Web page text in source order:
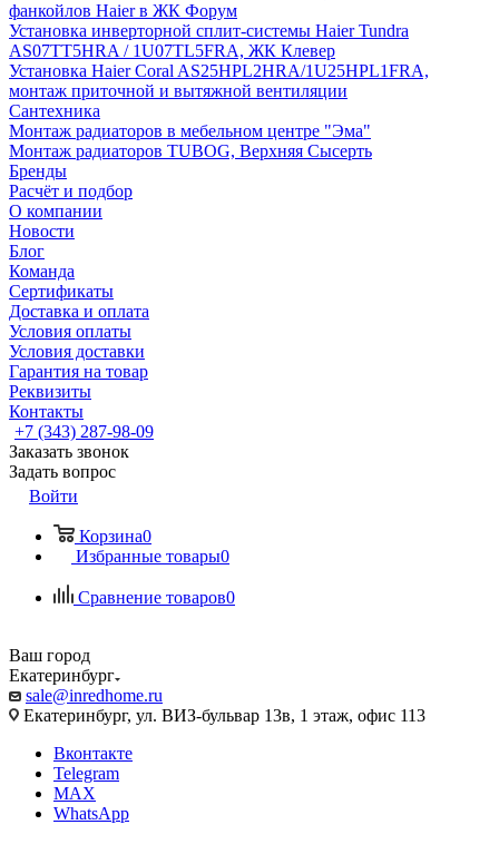
фанкойлов Haier в ЖК Форум
Установка инверторной сплит-системы Haier Tundra
AS07TT5HRA / 1U07TL5FRA, ЖК Клевер
Установка Haier Coral AS25HPL2HRA/1U25HPL1FRA,
монтаж приточной и вытяжной вентиляции
Сантехника
Монтаж радиаторов в мебельном центре "Эма"
Монтаж радиаторов TUBOG, Верхняя Сысерть
Бренды
Расчёт и подбор
О компании
Новости
Блог
Команда
Сертификаты
Доставка и оплата
Условия оплаты
Условия доставки
Гарантия на товар
Реквизиты
Контакты
+7 (343) 287-98-09
Заказать звонок
Задать вопрос
Войти
Корзина0
Избранные товары0
Сравнение товаров0
Ваш город
Екатеринбург
sale@inredhome.ru
Екатеринбург, ул. ВИЗ-бульвар 13в, 1 этаж, офис 113
Вконтакте
Telegram
MAX
WhatsApp